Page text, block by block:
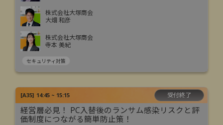
株式会社大塚商会
大畑 和彦
株式会社大塚商会
寺本 美紀
セキュリティ対策
[A35] 14:45 ~ 15:15 受付終了
経営層必見！ PC入替後のランサム感染リスクと評
価制度につながる簡単防止策！